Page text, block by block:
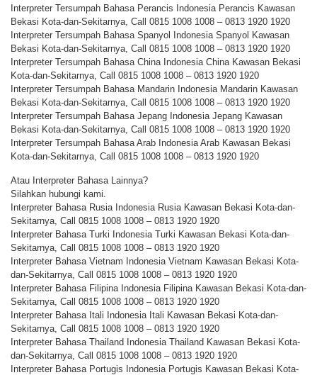
Interpreter Tersumpah Bahasa Perancis Indonesia Perancis Kawasan
Bekasi Kota-dan-Sekitarnya, Call 0815 1008 1008 – 0813 1920 1920
Interpreter Tersumpah Bahasa Spanyol Indonesia Spanyol Kawasan
Bekasi Kota-dan-Sekitarnya, Call 0815 1008 1008 – 0813 1920 1920
Interpreter Tersumpah Bahasa China Indonesia China Kawasan Bekasi
Kota-dan-Sekitarnya, Call 0815 1008 1008 – 0813 1920 1920
Interpreter Tersumpah Bahasa Mandarin Indonesia Mandarin Kawasan
Bekasi Kota-dan-Sekitarnya, Call 0815 1008 1008 – 0813 1920 1920
Interpreter Tersumpah Bahasa Jepang Indonesia Jepang Kawasan
Bekasi Kota-dan-Sekitarnya, Call 0815 1008 1008 – 0813 1920 1920
Interpreter Tersumpah Bahasa Arab Indonesia Arab Kawasan Bekasi
Kota-dan-Sekitarnya, Call 0815 1008 1008 – 0813 1920 1920
Atau Interpreter Bahasa Lainnya?
Silahkan hubungi kami.
Interpreter Bahasa Rusia Indonesia Rusia Kawasan Bekasi Kota-dan-
Sekitarnya, Call 0815 1008 1008 – 0813 1920 1920
Interpreter Bahasa Turki Indonesia Turki Kawasan Bekasi Kota-dan-
Sekitarnya, Call 0815 1008 1008 – 0813 1920 1920
Interpreter Bahasa Vietnam Indonesia Vietnam Kawasan Bekasi Kota-
dan-Sekitarnya, Call 0815 1008 1008 – 0813 1920 1920
Interpreter Bahasa Filipina Indonesia Filipina Kawasan Bekasi Kota-dan-
Sekitarnya, Call 0815 1008 1008 – 0813 1920 1920
Interpreter Bahasa Itali Indonesia Itali Kawasan Bekasi Kota-dan-
Sekitarnya, Call 0815 1008 1008 – 0813 1920 1920
Interpreter Bahasa Thailand Indonesia Thailand Kawasan Bekasi Kota-
dan-Sekitarnya, Call 0815 1008 1008 – 0813 1920 1920
Interpreter Bahasa Portugis Indonesia Portugis Kawasan Bekasi Kota-